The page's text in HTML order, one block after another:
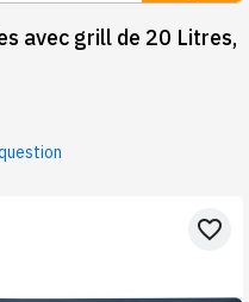
avec grill de 20 Litres,
favorite_border